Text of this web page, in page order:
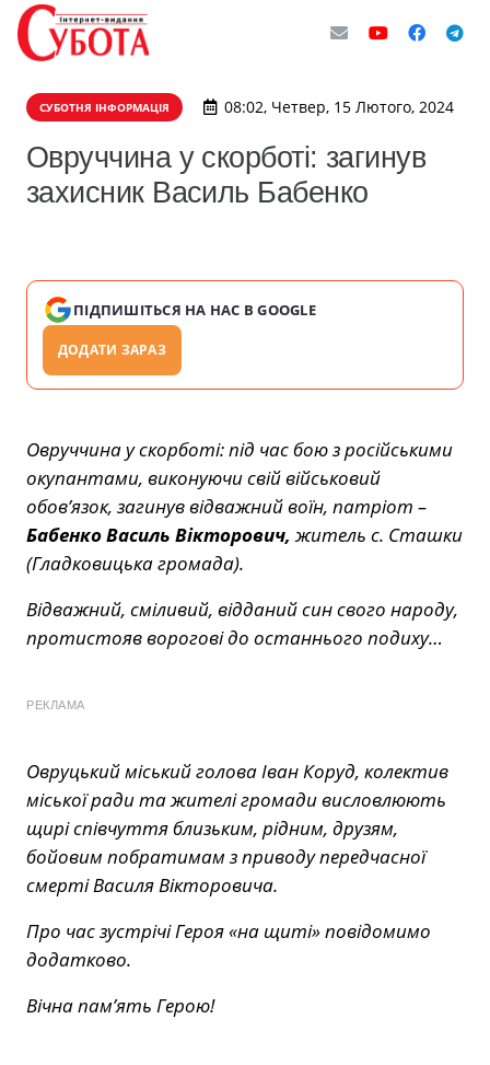
СУБОТНЯ ІНФОРМАЦІЯ 08:02, Четвер, 15 Лютого, 2024
Овруччина у скорботі: загинув
захисник Василь Бабенко
ПІДПИШІТЬСЯ НА НАС В GOOGLE
ДОДАТИ ЗАРАЗ
Овруччина у скорботі: під час бою з російськими
окупантами, виконуючи свій військовий
обов’язок, загинув відважний воїн, патріот –
Бабенко Василь Вікторович, житель с. Сташки
(Гладковицька громада).
Відважний, сміливий, відданий син свого народу,
протистояв ворогові до останнього подиху…
РЕКЛАМА
Овруцький міський голова Іван Коруд, колектив
міської ради та жителі громади висловлюють
щирі співчуття близьким, рідним, друзям,
бойовим побратимам з приводу передчасної
смерті Василя Вікторовича.
Про час зустрічі Героя «на щиті» повідомимо
додатково.
Вічна пам’ять Герою!